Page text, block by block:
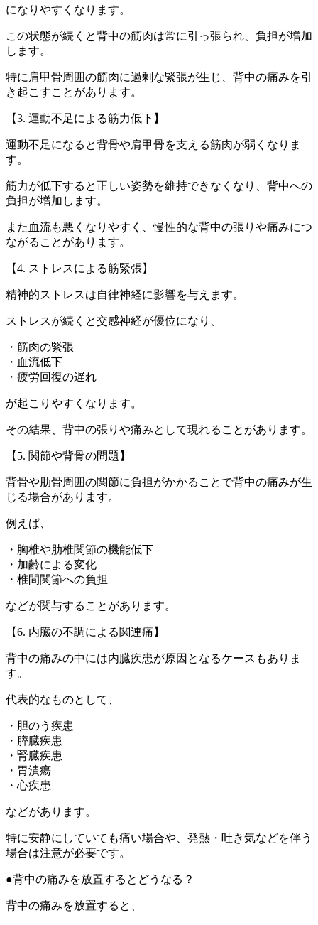
になりやすくなります。
この状態が続くと背中の筋肉は常に引っ張られ、負担が増加
します。
特に肩甲骨周囲の筋肉に過剰な緊張が生じ、背中の痛みを引
き起こすことがあります。
【3. 運動不足による筋力低下】
運動不足になると背骨や肩甲骨を支える筋肉が弱くなりま
す。
筋力が低下すると正しい姿勢を維持できなくなり、背中への
負担が増加します。
また血流も悪くなりやすく、慢性的な背中の張りや痛みにつ
ながることがあります。
【4. ストレスによる筋緊張】
精神的ストレスは自律神経に影響を与えます。
ストレスが続くと交感神経が優位になり、
・筋肉の緊張
・血流低下
・疲労回復の遅れ
が起こりやすくなります。
その結果、背中の張りや痛みとして現れることがあります。
【5. 関節や背骨の問題】
背骨や肋骨周囲の関節に負担がかかることで背中の痛みが生
じる場合があります。
例えば、
・胸椎や肋椎関節の機能低下
・加齢による変化
・椎間関節への負担
などが関与することがあります。
【6. 内臓の不調による関連痛】
背中の痛みの中には内臓疾患が原因となるケースもありま
す。
代表的なものとして、
・胆のう疾患
・膵臓疾患
・腎臓疾患
・胃潰瘍
・心疾患
などがあります。
特に安静にしていても痛い場合や、発熱・吐き気などを伴う
場合は注意が必要です。
●背中の痛みを放置するとどうなる？
背中の痛みを放置すると、